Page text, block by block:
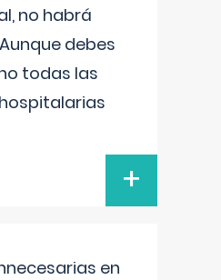
no habrá
debes
todas las
+
en